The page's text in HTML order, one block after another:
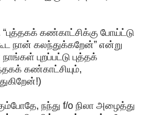
கண்காட்சிக்கு போய்ட்டு
நான் கலந்துக்கறேன்” என்று
புறப்பட்டு புத்தக்
கண்காட்சியும்,
நந்து f/o நிலா அழைத்து